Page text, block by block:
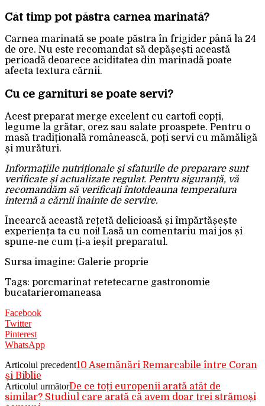
Cât timp pot păstra carnea marinată?
Carnea marinată se poate păstra în frigider până la 24
de ore. Nu este recomandat să depășești această
perioadă deoarece aciditatea din marinadă poate
afecta textura cărnii.
Cu ce garnituri se poate servi?
Acest preparat merge excelent cu cartofi copți,
legume la grătar, orez sau salate proaspete. Pentru o
masă tradițională românească, poți servi cu mămăligă
și murături.
Informațiile nutriționale și sfaturile de preparare sunt
verificate și actualizate regulat. Pentru siguranță, vă
recomandăm să verificați întotdeauna temperatura
internă a cărnii înainte de servire.
Încearcă această rețetă delicioasă și împărtășește
experiența ta cu noi! Lasă un comentariu mai jos și
spune-ne cum ți-a ieșit preparatul.
Sursa imagine: Galerie proprie
Tags: porcmarinat retetecarne gastronomie
bucatarieromaneasa
Facebook
Twitter
Pinterest
WhatsApp
Articolul precedent10 Asemănări Remarcabile între Coran
și Biblie
Articolul următorDe ce toți europenii arată atât de
similar? Studiul care arată că avem doar trei strămoși